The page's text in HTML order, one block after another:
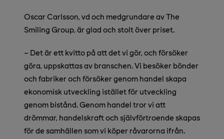
Oscar Carlsson, vd och medgrundare av The
Smiling Group, är glad och stolt över priset.
– Det är ett kvitto på att det vi gör, och försöker
göra, uppskattas av branschen. Vi besöker bönder
och fabriker och försöker genom handel skapa
ekonomisk utveckling istället för utveckling
genom bistånd. Genom handel tror vi att
drömmar, handelskraft och självförtroende skapas
för de samhällen som vi köper råvarorna ifrån.